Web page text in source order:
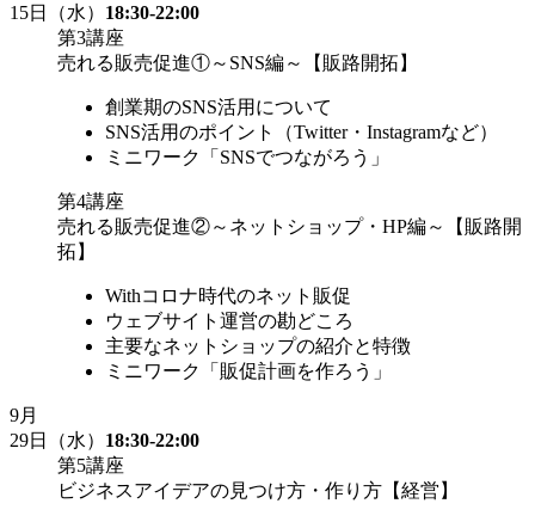
15日
（水） 18:30-22:00
第3講座
売れる販売促進①～SNS編～【販路開拓】
創業期のSNS活用について
SNS活用のポイント（Twitter・Instagramなど）
ミニワーク「SNSでつながろう」
第4講座
売れる販売促進②～ネットショップ・HP編～【販路開
拓】
Withコロナ時代のネット販促
ウェブサイト運営の勘どころ
主要なネットショップの紹介と特徴
ミニワーク「販促計画を作ろう」
9月
29日
（水） 18:30-22:00
第5講座
ビジネスアイデアの見つけ方・作り方【経営】